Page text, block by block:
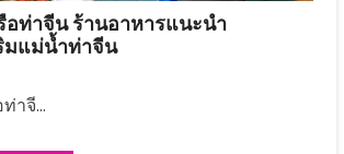
อท่าจีน ร้านอาหารแนะนำ
มแม่น้ำท่าจีน
าจี...